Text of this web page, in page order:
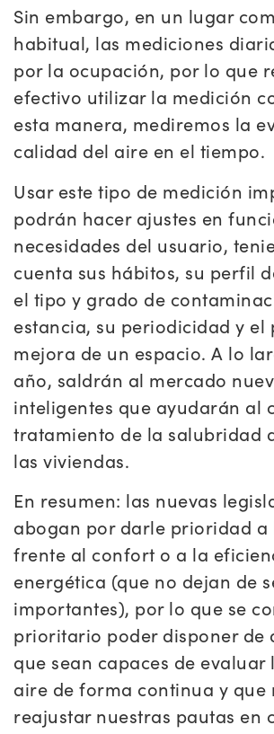
Sin embargo, en un lugar
habitual, las mediciones
por la ocupación, por lo que
efectivo utilizar la medición
esta manera, mediremos la
calidad del aire en el tiempo.
Usar este tipo de medición
podrán hacer ajustes en
necesidades del usuario,
cuenta sus hábitos, su perfil
el tipo y grado de
estancia, su periodicidad y el
mejora de un espacio. A lo
año, saldrán al mercado
inteligentes que ayudarán al
tratamiento de la salubridad
las viviendas.
En resumen: las nuevas
abogan por darle prioridad a
frente al confort o a la
energética (que no dejan de
importantes), por lo que se
prioritario poder disponer de
que sean capaces de
aire de forma continua y que
reajustar nuestras pautas en